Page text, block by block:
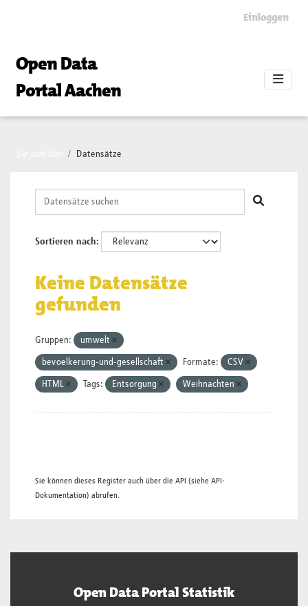
Einloggen
Open Data
Portal Aachen
Datensätze
Sortieren nach
Keine Datensätze
gefunden
Gruppen: umwelt
bevoelkerung-und-gesellschaft Formate: CSV
HTML Tags: Entsorgung Weihnachten
Sie können dieses Register auch über die API (siehe API-
Dokumentation) abrufen.
Open Data Portal Statistik